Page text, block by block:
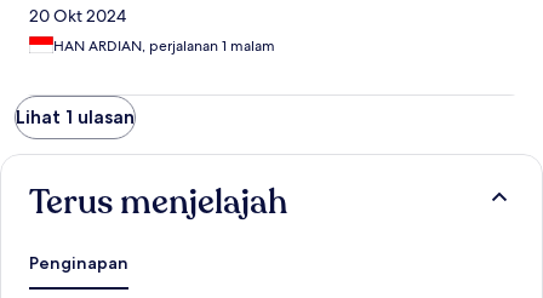
20 Okt 2024
HAN ARDIAN, perjalanan 1 malam
Lihat 1 ulasan
Terus menjelajah
Penginapan